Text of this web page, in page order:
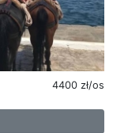
4400 zł/os